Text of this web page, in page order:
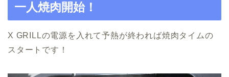
一人焼肉開始！
X GRILLの電源を入れて予熱が終われば焼肉タイムの
スタートです！